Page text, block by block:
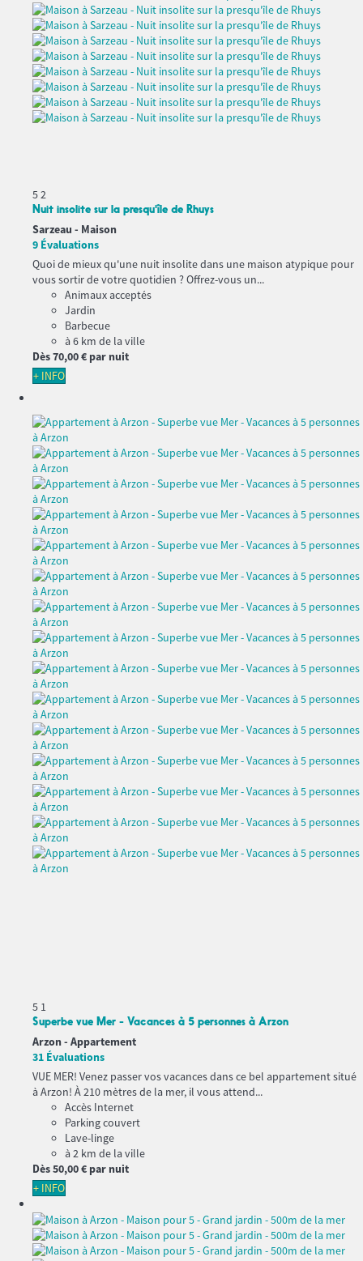
52
Nuit insolite sur la presqu'île de Rhuys
Sarzeau - Maison
9 Évaluations
Quoi de mieux qu'une nuit insolite dans une maison atypique pour
vous sortir de votre quotidien ? Offrez-vous un...
Animaux acceptés
Jardin
Barbecue
à 6 km de la ville
Dès70,00 € par nuit
+ INFO
5 1
Superbe vue Mer - Vacances à 5 personnes à Arzon
Arzon - Appartement
31 Évaluations
VUE MER! Venez passer vos vacances dans ce bel appartement situé
à Arzon! À 210 mètres de la mer, il vous attend...
Accès Internet
Parking couvert
Lave-linge
à 2 km de la ville
Dès50,00 € par nuit
+ INFO